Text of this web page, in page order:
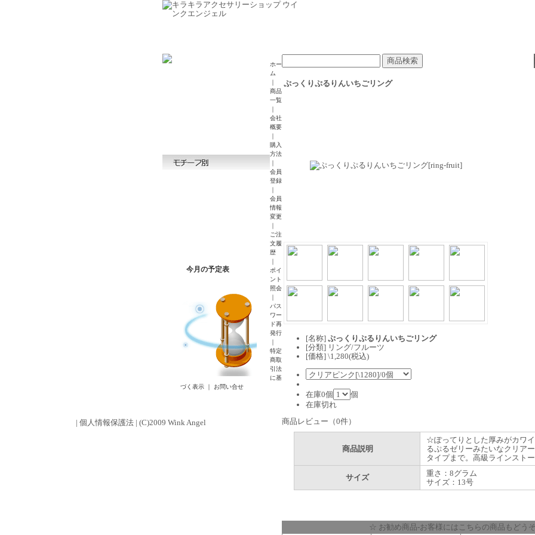
今月の予定表
ぷっくりぷるりんいちごリング
[名称] ぷっくりぷるりんいちごリング
[分類] リング/フルーツ
[価格] \1,280(税込)
在庫0個
個
在庫切れ
商品レビュー（0件）
商品説明
☆ぽってりとした厚みがカワ
るぷるゼリーみたいなクリア
タイプまで。高級ラインストー
サイズ
重さ：8グラム
サイズ：13号
☆ お勧め商品-お客様にはこちらの商品もどう
ホー
ム
｜
商品
一覧
｜
会社
概要
｜
購入
方法
｜
会員
登録
｜
会員
情報
変更
｜
ご注
文履
歴
｜
ポイ
ント
照会
｜
パス
ワー
ド再
発行
｜
特定
商取
引法
に基
づく表示 ｜ お問い合せ
| 個人情報保護法 | (C)2009 Wink Angel